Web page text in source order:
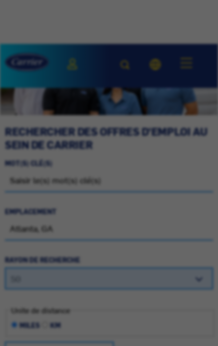
RECHERCHER DES OFFRES D'EMPLOI AU
SEIN DE CARRIER
MOT(S) CLÉ(S)
EMPLACEMENT
RAYON DE RECHERCHE
Unite de distance
MILES KM